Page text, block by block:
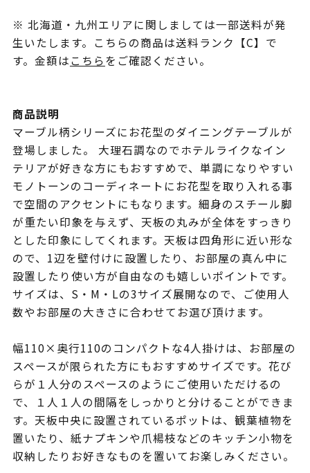
※ 北海道・九州エリアに関しましては一部送料が発
生いたします。こちらの商品は送料ランク【C】で
す。金額はこちらをご確認ください。
商品説明
マーブル柄シリーズにお花型のダイニングテーブルが
登場しました。 大理石調なのでホテルライクなイン
テリアが好きな方にもおすすめで、単調になりやすい
モノトーンのコーディネートにお花型を取り入れる事
で空間のアクセントにもなります。細身のスチール脚
が重たい印象を与えず、天板の丸みが全体をすっきり
とした印象にしてくれます。天板は四角形に近い形な
ので、1辺を壁付けに設置したり、お部屋の真ん中に
設置したり使い方が自由なのも嬉しいポイントです。
サイズは、S・M・Lの3サイズ展開なので、ご使用人
数やお部屋の大きさに合わせてお選び頂けます。
幅110×奥行110のコンパクトな4人掛けは、お部屋の
スペースが限られた方にもおすすめサイズです。花び
らが１人分のスペースのようにご使用いただけるの
で、１人１人の間隔をしっかりと分けることができま
す。天板中央に設置されているポットは、観葉植物を
置いたり、紙ナプキンや爪楊枝などのキッチン小物を
収納したりお好きなものを置いてお楽しみください。